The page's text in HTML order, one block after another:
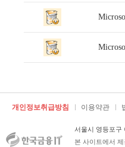
개인정보취급방침 이용약관
서울시 영등포구
본 사이트에서